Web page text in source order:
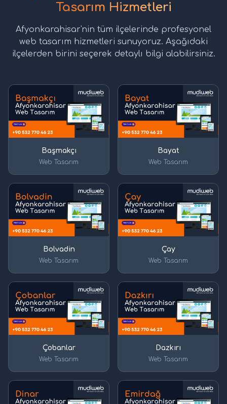
Tasarım Hizmetleri
Afyonkarahisar'nin tüm ilçelerinde profesyonel
web tasarım hizmetleri sunuyoruz. Aşağıdaki
ilçelerden birini seçerek detaylı bilgi alabilirsiniz.
Başmakçı
Web Tasarım
Bayat
Web Tasarım
Bolvadin
Web Tasarım
Çay
Web Tasarım
Çobanlar
Web Tasarım
Dazkırı
Web Tasarım